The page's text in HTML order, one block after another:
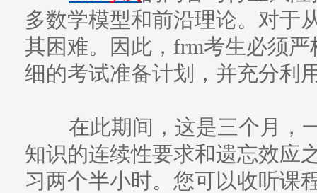
多数学模型和前沿理论。对于
其困难。因此，frm考生必须
细的考试准备计划，并充分利
在此期间，这是三个月，
知识的连续性要求和遗忘效应
习两个半小时。您可以收听课